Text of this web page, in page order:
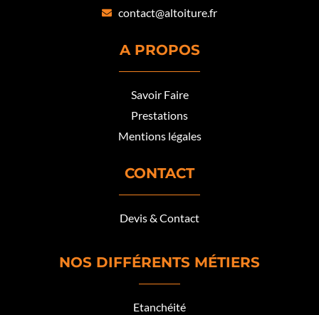
contact@altoiture.fr
A PROPOS
Savoir Faire
Prestations
Mentions légales
CONTACT
Devis & Contact
NOS DIFFÉRENTS MÉTIERS
Etanchéité